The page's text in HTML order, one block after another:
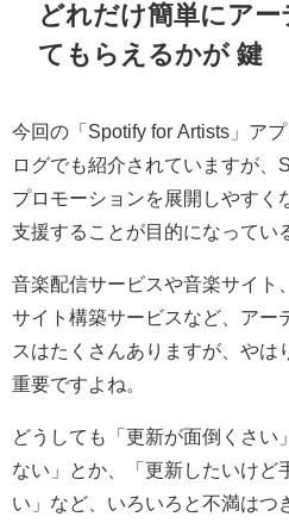
どれだけ簡単にア
てもらえるかが 鍵
今回の「Spotify for Artists」ア
ログでも紹介されていますが、
プロモーションを展開しやすく
支援することが目的になってい
音楽配信サービスや音楽サイト
サイト構築サービスなど、アー
スはたくさんありますが、やは
重要ですよね。
どうしても「更新が面倒くさい
ない」とか、「更新したいけど
い」など、いろいろと不満はつ